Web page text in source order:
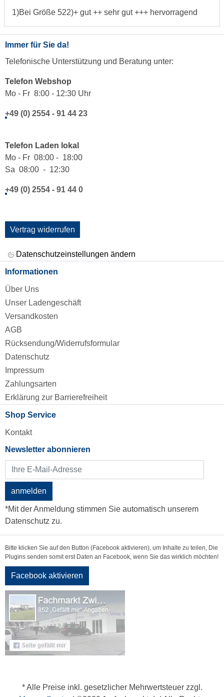
1)Bei Größe 522)+ gut ++ sehr gut +++ hervorragend
Immer für Sie da!
Telefonische Unterstützung und Beratung unter:
Telefon Webshop
Mo - Fr 8:00 - 12:30 Uhr
+49 (0) 2554 - 91 44 23
Telefon Laden lokal
Mo - Fr 08:00 - 18:00
Sa 08:00 - 12:30
+49 (0) 2554 - 91 44 0
Vertrag widerrufen
Datenschutzeinstellungen ändern
Informationen
Über Uns
Unser Ladengeschäft
Versandkosten
AGB
Rücksendung/Widerrufsformular
Datenschutz
Impressum
Zahlungsarten
Erklärung zur Barrierefreiheit
Shop Service
Kontakt
Newsletter abonnieren
anmelden
*Mit der Anmeldung stimmen Sie automatisch unserem
Datenschutz zu.
Bitte klicken Sie auf den Button (Facebook aktivieren), um Inhalte zu teilen, Die
Plugins senden somit erst Daten an Facebook, wenn Sie das wirklich möchten!
Facebook aktivieren
* Alle Preise inkl. gesetzlicher Mehrwertsteuer zzgl.